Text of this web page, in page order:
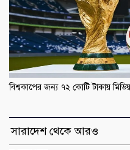
বিশ্বকাপের জন্য ৭২ কোটি টাকায়
সারাদেশ থেকে আরও